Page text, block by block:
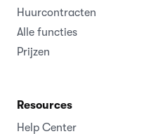
Huurcontracten
Alle functies
Prijzen
Resources
Help Center